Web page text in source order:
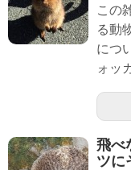
この
る動
につ
ォッ
飛べ
ツに